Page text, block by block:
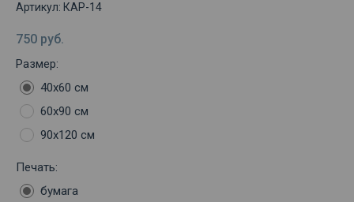
Артикул: КАР-14
750 руб.
Размер:
40х60 см
60х90 см
90х120 см
Печать:
бумага